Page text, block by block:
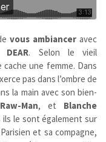
vous ambiancer avec
DEAR. Selon le vieil
une femme. Dans
pas dans l’ombre de
la main avec son bien-
Raw-Man, et Blanche
ils le sont également sur
et sa compagne,